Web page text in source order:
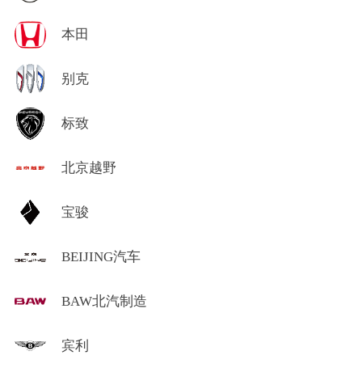
本田
别克
标致
北京越野
宝骏
BEIJING汽车
BAW北汽制造
宾利